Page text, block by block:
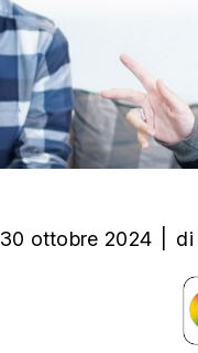
30 ottobre 2024 di